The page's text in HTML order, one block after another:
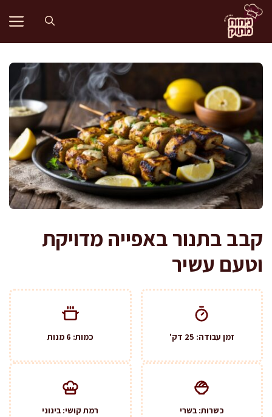
לדלג
לתוכן
קבב בתנור באפייה מדויקת
וטעם עשיר
זמן עבודה: 25 דק' כמות: 6 מנות
כשרות: בשרי רמת קושי: בינוני